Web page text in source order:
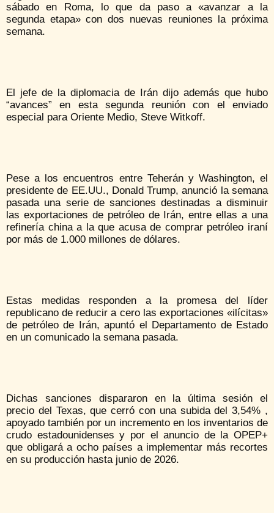
sábado en Roma, lo que da paso a «avanzar a la
segunda etapa» con dos nuevas reuniones la próxima
semana.
El jefe de la diplomacia de Irán dijo además que hubo
“avances” en esta segunda reunión con el enviado
especial para Oriente Medio, Steve Witkoff.
Pese a los encuentros entre Teherán y Washington, el
presidente de EE.UU., Donald Trump, anunció la semana
pasada una serie de sanciones destinadas a disminuir
las exportaciones de petróleo de Irán, entre ellas a una
refinería china a la que acusa de comprar petróleo iraní
por más de 1.000 millones de dólares.
Estas medidas responden a la promesa del líder
republicano de reducir a cero las exportaciones «ilícitas»
de petróleo de Irán, apuntó el Departamento de Estado
en un comunicado la semana pasada.
Dichas sanciones dispararon en la última sesión el
precio del Texas, que cerró con una subida del 3,54% ,
apoyado también por un incremento en los inventarios de
crudo estadounidenses y por el anuncio de la OPEP+
que obligará a ocho países a implementar más recortes
en su producción hasta junio de 2026.